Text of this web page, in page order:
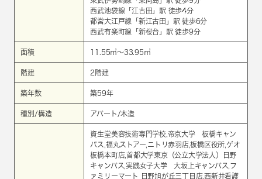
西武池袋線 「江古田 」駅 徒歩4分
都営大江戸線 「 新江古田 」駅 徒歩6分
西武有楽町線 「 新桜台 」駅 徒歩9分
面積 11.55㎡～33.95㎡
階建 2階建
築年数 築59年
種別/構造 アパート/木造
資生堂美容技術専門学校,帝京大学 板橋キャン
パス,福丸ストアー,ニトリ赤羽店,板橋区役所,ゲオ
板橋本町店,首都大学東京（公立大学法人）日野
キャンパス,実践女子大学 大坂上キャンパス,フ
ァミリーマート 日野旭が丘三丁目店,西新井看護